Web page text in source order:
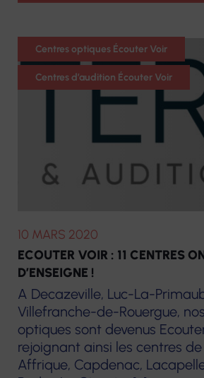
Audition Optique
10 MARS 2020
ECOUTER VOIR : 11 CENTRES
D’ENSEIGNE !
A Decazeville, Luc-La-
Villefranche-de-Rouergue,
optiques sont devenus
rejoignant ainsi les centres
Affrique, Capdenac,
Centres optiques Écouter Voir
Centres d’audition Écouter Voir